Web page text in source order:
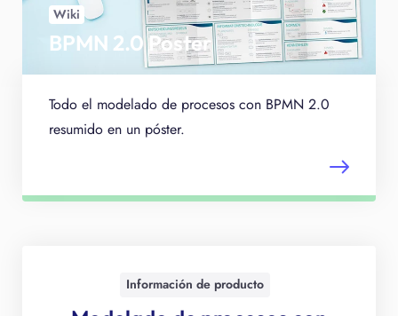
Wiki
BPMN 2.0 Poster
Todo el modelado de procesos con BPMN 2.0
resumido en un póster.
Información de producto